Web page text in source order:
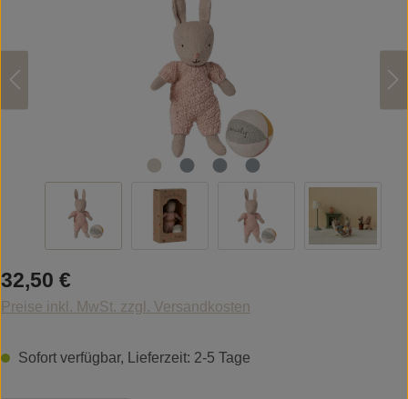
Regulärer Preis:
32,50 €
Preise inkl. MwSt. zzgl. Versandkosten
Sofort verfügbar, Lieferzeit: 2-5 Tage